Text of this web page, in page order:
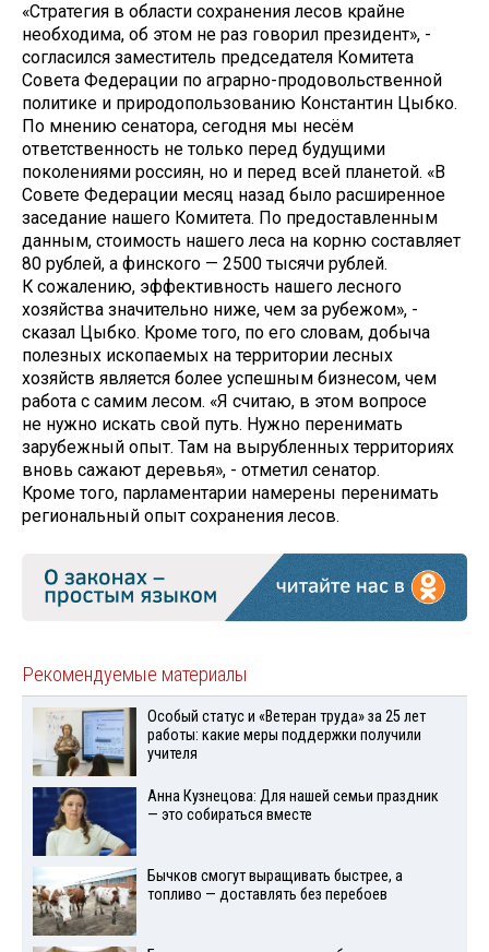
«Стратегия в области сохранения лесов крайне
необходима, об этом не раз говорил президент», -
согласился заместитель председателя Комитета
Совета Федерации по аграрно-продовольственной
политике и природопользованию Константин Цыбко.
По мнению сенатора, сегодня мы несём
ответственность не только перед будущими
поколениями россиян, но и перед всей планетой. «В
Совете Федерации месяц назад было расширенное
заседание нашего Комитета. По предоставленным
данным, стоимость нашего леса на корню составляет
80 рублей, а финского — 2500 тысячи рублей.
К сожалению, эффективность нашего лесного
хозяйства значительно ниже, чем за рубежом», -
сказал Цыбко. Кроме того, по его словам, добыча
полезных ископаемых на территории лесных
хозяйств является более успешным бизнесом, чем
работа с самим лесом. «Я считаю, в этом вопросе
не нужно искать свой путь. Нужно перенимать
зарубежный опыт. Там на вырубленных территориях
вновь сажают деревья», - отметил сенатор.
Кроме того, парламентарии намерены перенимать
региональный опыт сохранения лесов.
Рекомендуемые материалы
Особый статус и «Ветеран труда» за 25 лет
работы: какие меры поддержки получили
учителя
Анна Кузнецова: Для нашей семьи праздник
— это собираться вместе
Бычков смогут выращивать быстрее, а
топливо — доставлять без перебоев